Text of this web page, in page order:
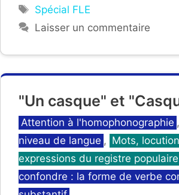
Étiquettes
Spécial FLE
Laisser un commentaire
"Un casque" et
Catégories
Attention à l'homophonographie ,
niveau de langue , Mots,
expressions du registre populaire
confondre : la forme de verbe